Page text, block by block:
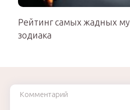
Рейтинг самых жадных
зодиака
Комментарий